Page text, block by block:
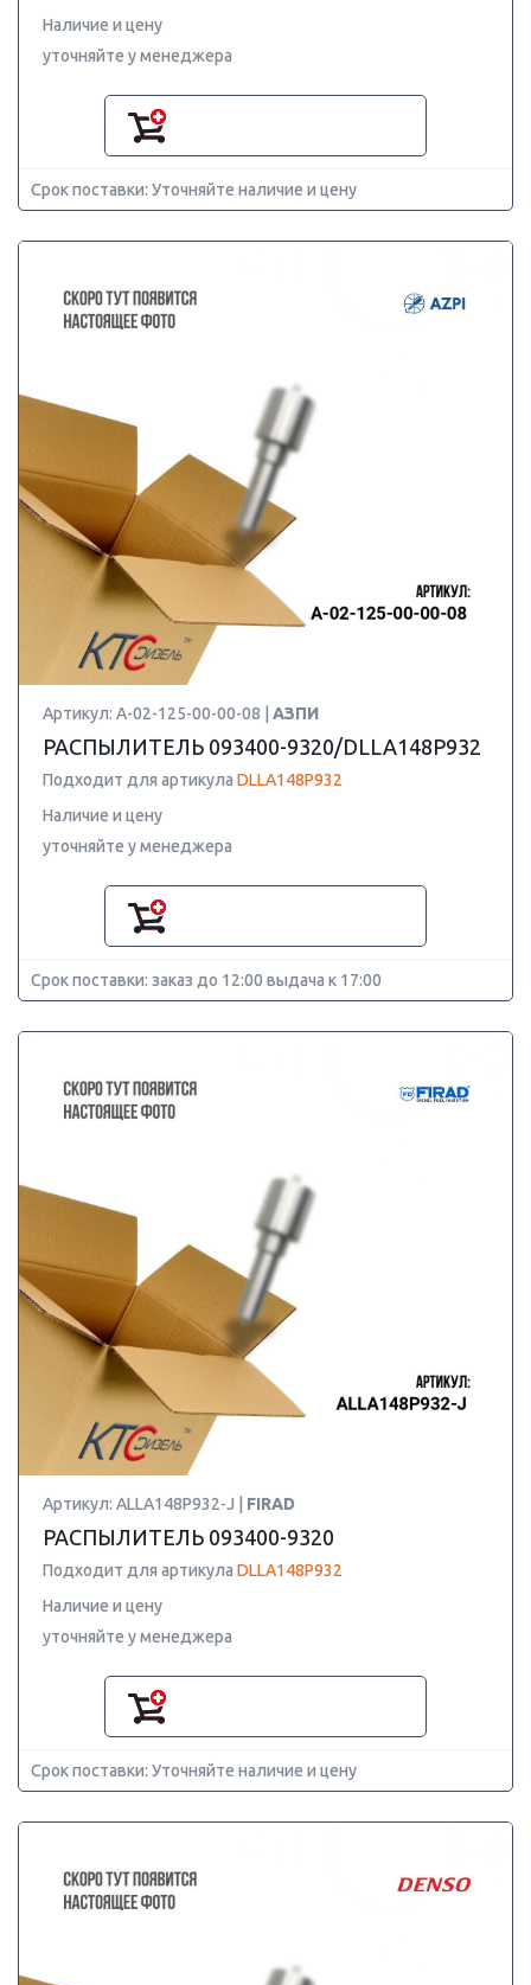
Наличие и цену
уточняйте у менеджера
Срок поставки: Уточняйте наличие и цену
Артикул: А-02-125-00-00-08 | АЗПИ
РАСПЫЛИТЕЛЬ 093400-9320/DLLA148P932
Подходит для артикула DLLA148P932
Наличие и цену
уточняйте у менеджера
Срок поставки: заказ до 12:00 выдача к 17:00
Артикул: ALLA148P932-J | FIRAD
РАСПЫЛИТЕЛЬ 093400-9320
Подходит для артикула DLLA148P932
Наличие и цену
уточняйте у менеджера
Срок поставки: Уточняйте наличие и цену